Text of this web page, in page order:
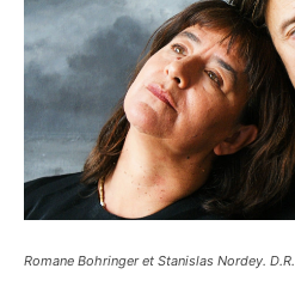
Romane Bohringer et Stanislas Nordey. D.R.